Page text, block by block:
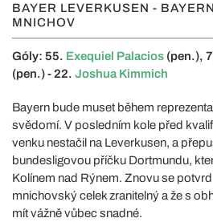
BAYER LEVERKUSEN - BAYERN
MNICHOV
Góly: 55. Exequiel Palacios (pen.),
(pen.) - 22. Joshua Kimmich
Bayern bude muset během
svědomí. V posledním kole před
venku nestačil na Leverkusen, a
bundesligovou příčku Dortmundu,
Kolínem nad Rýnem. Znovu se
mnichovský celek zranitelný a že s
mít vážně vůbec snadné.